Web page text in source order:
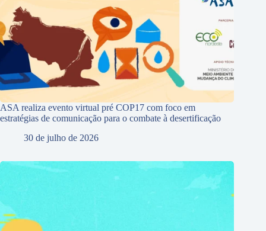
ASA realiza evento virtual pré COP17 com foco em
estratégias de comunicação para o combate à desertificação
30 de julho de 2026